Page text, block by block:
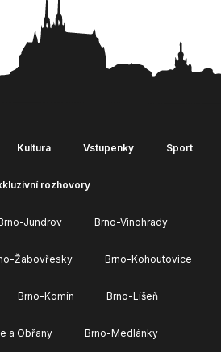
Kultura Vstupenky Sport
rozhovory
Jundrov Brno-Vinohrady
Žabovřesky Brno-Kohoutovice
Brno-Komín Brno-Líšeň
a Obřany Brno-Medlánky